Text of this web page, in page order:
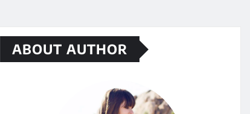
ABOUT AUTHOR